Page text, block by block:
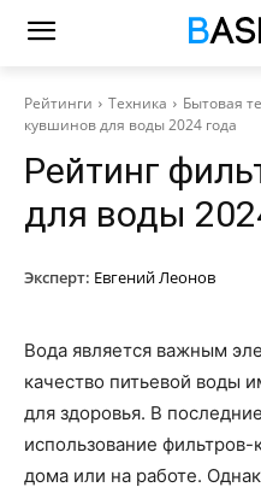
Рейтинги Техника Бытовая
кувшинов для воды 2024 года
Рейтинг
для воды
Эксперт: Евгений Леонов
Вода является важным
качество питьевой воды
для здоровья. В
использование
дома или на работе.